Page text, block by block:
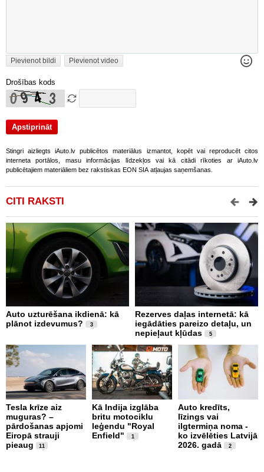
Pievienot bildi Pievienot video
Drošības kods
Stingri aizliegts iAuto.lv publicētos materiālus izmantot, kopēt vai reproducēt citos
interneta portālos, masu informācijas līdzekļos vai kā citādi rīkoties ar iAuto.lv
publicētajiem materiāliem bez rakstiskas EON SIA atļaujas saņemšanas.
CITI RAKSTI
Auto uzturēšana ikdienā: kā
plānot izdevumus?
3
Rezerves daļas internetā: kā
iegādāties pareizo detaļu, un
nepieļaut kļūdas
5
Tesla krīze aiz
muguras? –
pārdošanas apjomi
Eiropā strauji
pieaug
11
Kā Indija izglāba
britu motociklu
leģendu "Royal
Enfield"
1
Auto kredīts,
līzings vai
ilgtermiņa noma -
ko izvēlēties Latvijā
2026. gadā
2